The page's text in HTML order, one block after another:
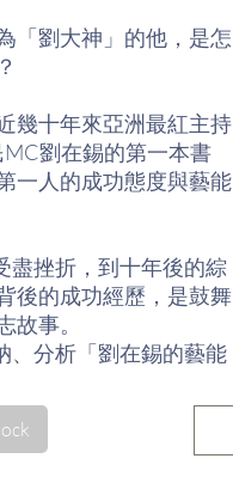
「劉大神」的他，是怎
幾十年來亞洲最紅主持
劉在錫的第一本書
一人的成功態度與藝能
盡挫折，到十年後的綜
後的成功經歷，是鼓舞
故事。
、分析「劉在錫的藝能
場、人際關係都實用。
如何用他獨樹一格的8大